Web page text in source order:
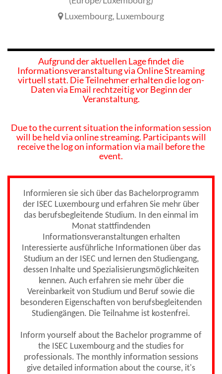
Luxembourg, Luxembourg
Aufgrund der aktuellen Lage findet die
Informationsveranstaltung via Online Streaming
virtuell statt. Die Teilnehmer erhalten die log on-
Daten via Email rechtzeitig vor Beginn der
Veranstaltung.
Due to the current situation the information session
will be held via online streaming. Participants will
receive the log on information via mail before the
event.
Informieren sie sich über das Bachelorprogramm
der ISEC Luxembourg und erfahren Sie mehr über
das berufsbegleitende Studium. In den einmal im
Monat stattfindenden
Informationsveranstaltungen erhalten
Interessierte ausführliche Informationen über das
Studium an der ISEC und lernen den Studiengang,
dessen Inhalte und Spezialisierungsmöglichkeiten
kennen. Auch erfahren sie mehr über die
Vereinbarkeit von Studium und Beruf sowie die
besonderen Eigenschaften von berufsbegleitenden
Studiengängen. Die Teilnahme ist kostenfrei.
Inform yourself about the Bachelor programme of
the ISEC Luxembourg and the studies for
professionals. The monthly information sessions
give detailed information about the course, it's